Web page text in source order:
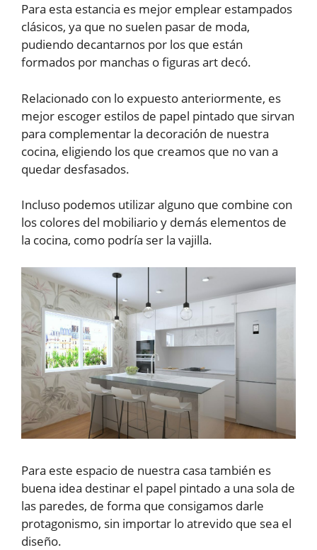
Para esta estancia es mejor emplear estampados
clásicos, ya que no suelen pasar de moda,
pudiendo decantarnos por los que están
formados por manchas o figuras art decó.
Relacionado con lo expuesto anteriormente, es
mejor escoger estilos de papel pintado que sirvan
para complementar la decoración de nuestra
cocina, eligiendo los que creamos que no van a
quedar desfasados.
Incluso podemos utilizar alguno que combine con
los colores del mobiliario y demás elementos de
la cocina, como podría ser la vajilla.
Para este espacio de nuestra casa también es
buena idea destinar el papel pintado a una sola de
las paredes, de forma que consigamos darle
protagonismo, sin importar lo atrevido que sea el
diseño.